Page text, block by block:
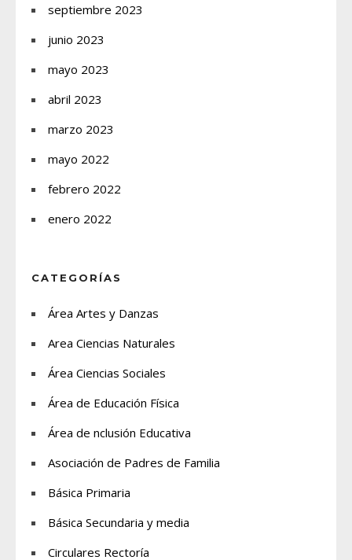
septiembre 2023
junio 2023
mayo 2023
abril 2023
marzo 2023
mayo 2022
febrero 2022
enero 2022
CATEGORÍAS
Área Artes y Danzas
Area Ciencias Naturales
Área Ciencias Sociales
Área de Educación Física
Área de nclusión Educativa
Asociación de Padres de Familia
Básica Primaria
Básica Secundaria y media
Circulares Rectoría